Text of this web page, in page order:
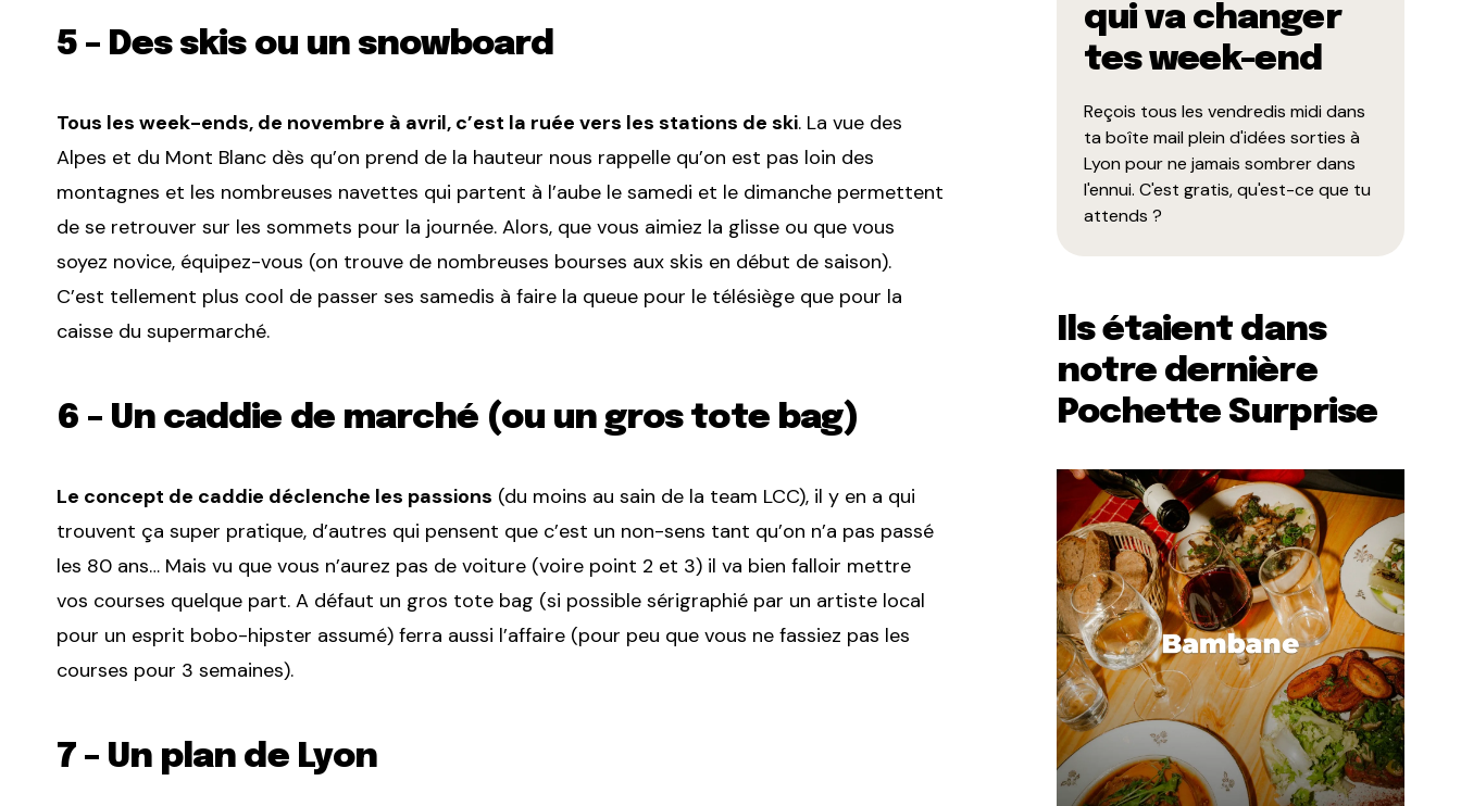
5 – Des skis ou un snowboard
Tous les week-ends, de novembre à avril, c’est la ruée vers les stations de ski. La vue des
Alpes et du Mont Blanc dès qu’on prend de la hauteur nous rappelle qu’on est pas loin des
montagnes et les nombreuses navettes qui partent à l’aube le samedi et le dimanche permettent
de se retrouver sur les sommets pour la journée. Alors, que vous aimiez la glisse ou que vous
soyez novice, équipez-vous (on trouve de nombreuses bourses aux skis en début de saison).
C’est tellement plus cool de passer ses samedis à faire la queue pour le télésiège que pour la
caisse du supermarché.
6 – Un caddie de marché (ou un gros tote bag)
Le concept de caddie déclenche les passions (du moins au sain de la team LCC), il y en a qui
trouvent ça super pratique, d’autres qui pensent que c’est un non-sens tant qu’on n’a pas passé
les 80 ans… Mais vu que vous n’aurez pas de voiture (voire point 2 et 3) il va bien falloir mettre
vos courses quelque part. A défaut un gros tote bag (si possible sérigraphié par un artiste local
pour un esprit bobo-hipster assumé) ferra aussi l’affaire (pour peu que vous ne fassiez pas les
courses pour 3 semaines).
7 – Un plan de Lyon
qui va changer
tes week-end
Reçois tous les vendredis midi dans
ta boîte mail plein d'idées sorties à
Lyon pour ne jamais sombrer dans
l'ennui. C'est gratis, qu'est-ce que tu
attends ?
Ils étaient dans
notre dernière
Pochette Surprise